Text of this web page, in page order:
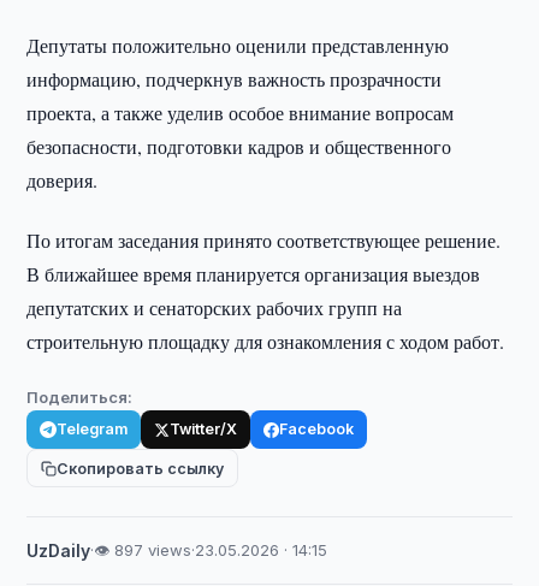
Депутаты положительно оценили представленную
информацию, подчеркнув важность прозрачности
проекта, а также уделив особое внимание вопросам
безопасности, подготовки кадров и общественного
доверия.
По итогам заседания принято соответствующее решение.
В ближайшее время планируется организация выездов
депутатских и сенаторских рабочих групп на
строительную площадку для ознакомления с ходом работ.
Поделиться:
Telegram Twitter/X Facebook
Скопировать ссылку
UzDaily·👁 897 views·23.05.2026 · 14:15